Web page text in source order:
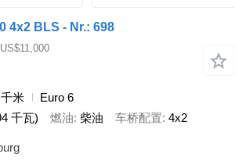
4x2 BLS - Nr.: 698
米
Euro 6
千瓦) 燃油 柴油 车桥配置 4x2